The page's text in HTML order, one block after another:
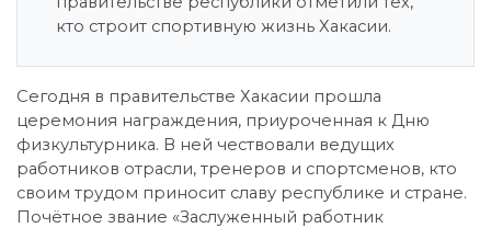
кто строит спортивную жизнь Хакасии.
Сегодня в правительстве Хакасии прошла
церемония награждения, приуроченная к Дню
физкультурника. В ней чествовали ведущих
работников отрасли, тренеров и спортсменов, кто
своим трудом приносит славу республике и стране.
Почётное звание «Заслуженный работник